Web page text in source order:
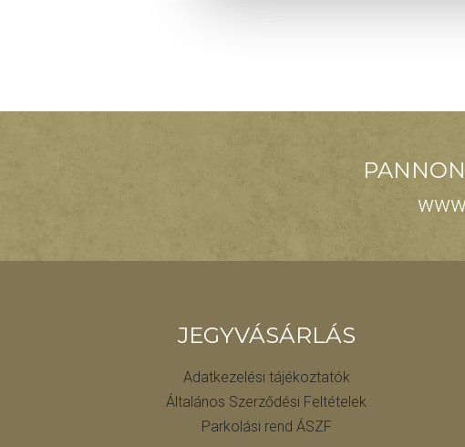
JEGYVÁSÁRLÁS
Adatkezelési tájékoztatók
Általános Szerződési Feltételek
Parkolási rend ÁSZF